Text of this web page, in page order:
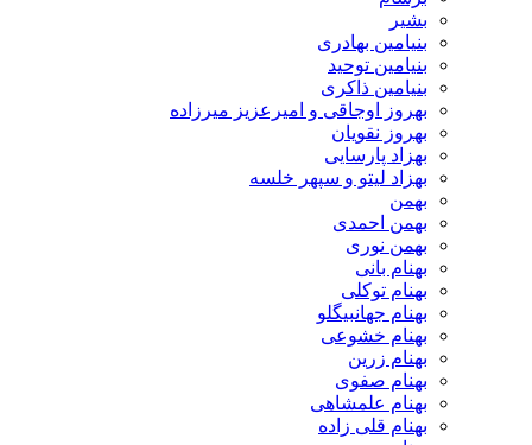
بشیر
بنیامین بهادری
بنیامین توحید
بنیامین ذاکری
بهروز اوجاقی و امیرعزیز میرزاده
بهروز نقویان
بهزاد پارسایی
بهزاد لیتو و سپهر خلسه
بهمن
بهمن احمدی
بهمن نوری
بهنام بانی
بهنام توکلی
بهنام جهانبیگلو
بهنام خشوعی
بهنام زرین
بهنام صفوی
بهنام علمشاهی
بهنام قلی زاده